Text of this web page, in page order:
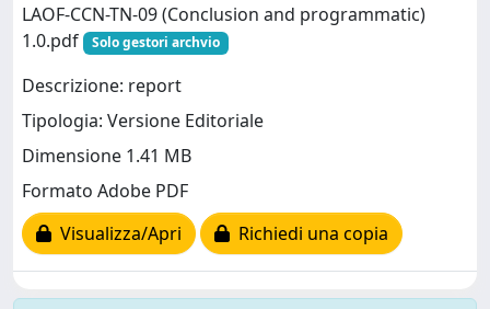
LAOF-CCN-TN-09 (Conclusion and programmatic)
1.0.pdf
Solo gestori archvio
Descrizione: report
Tipologia: Versione Editoriale
Dimensione 1.41 MB
Formato Adobe PDF
Visualizza/Apri
Richiedi una copia